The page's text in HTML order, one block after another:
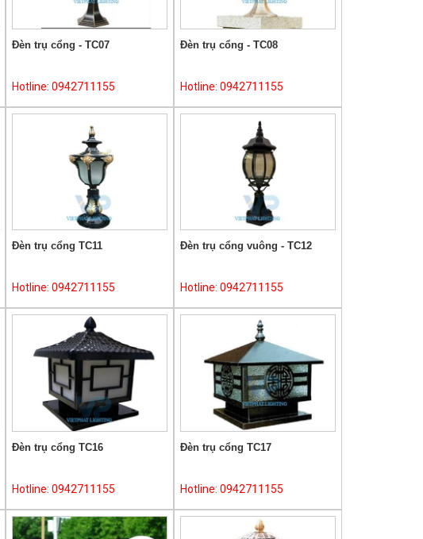
Đèn trụ cổng - TC07
Hotline: 0942711155
Đèn trụ cổng - TC08
Hotline: 0942711155
Đèn trụ cổng TC11
Hotline: 0942711155
Đèn trụ cổng vuông - TC12
Hotline: 0942711155
Đèn trụ cổng TC16
Hotline: 0942711155
Đèn trụ cổng TC17
Hotline: 0942711155